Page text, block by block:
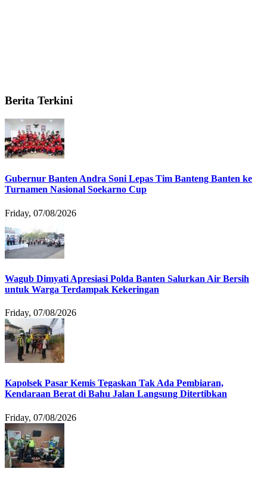
Berita Terkini
Gubernur Banten Andra Soni Lepas Tim Banteng Banten ke
Turnamen Nasional Soekarno Cup
Friday, 07/08/2026
Wagub Dimyati Apresiasi Polda Banten Salurkan Air Bersih
untuk Warga Terdampak Kekeringan
Friday, 07/08/2026
Kapolsek Pasar Kemis Tegaskan Tak Ada Pembiaran,
Kendaraan Berat di Bahu Jalan Langsung Ditertibkan
Friday, 07/08/2026